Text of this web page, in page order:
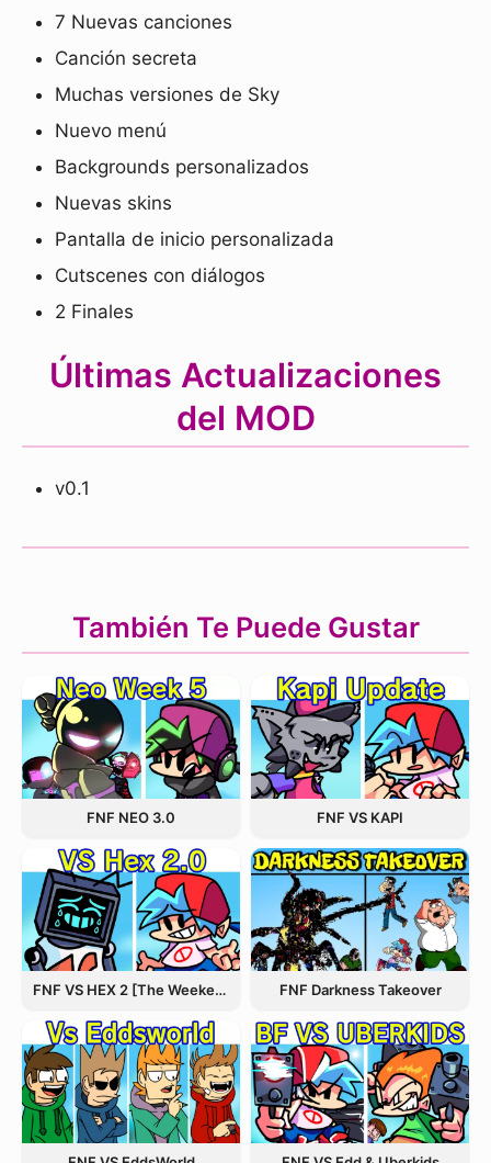
7 Nuevas canciones
Canción secreta
Muchas versiones de Sky
Nuevo menú
Backgrounds personalizados
Nuevas skins
Pantalla de inicio personalizada
Cutscenes con diálogos
2 Finales
Últimas Actualizaciones
del MOD
v0.1
También Te Puede Gustar
FNF NEO 3.0 FNF VS KAPI
FNF VS HEX 2 [The Weekend Update] FNF Darkness Takeover